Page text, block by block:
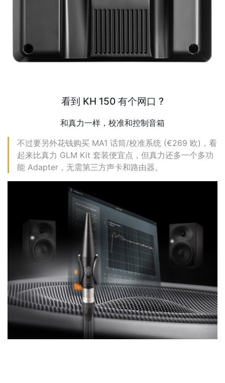
看到 KH 150 有个网口 ?
和真力一样，校准和控制音箱
不过要另外花钱购买 MA1 话筒/校准系统 (€269 欧)，看
起来比真力 GLM Kit 套装便宜点，但真力还多一个多功
能 Adapter，无需第三方声卡和路由器。